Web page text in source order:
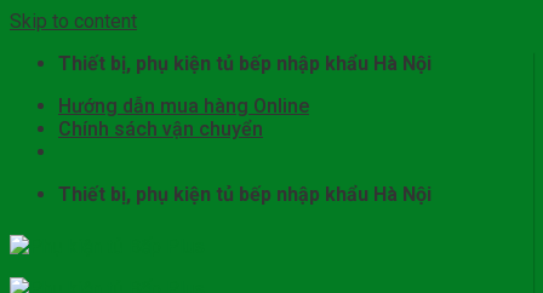
Skip to content
Thiết bị, phụ kiện tủ bếp nhập khẩu Hà Nội
Hướng dẫn mua hàng Online
Chính sách vận chuyển
Thiết bị, phụ kiện tủ bếp nhập khẩu Hà Nội